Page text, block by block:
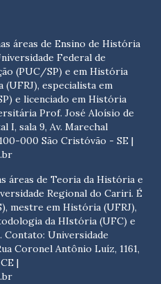
áreas de Ensino de História
Federal de
(PUC/SP) e em História
especialista em
e licenciado em História
Prof. José Aloísio de
I, sala 9, Av. Marechal
000 São Cristóvão - SE |
áreas de Teoria da História e
Regional do Cariri. É
mestre em História (UFRJ),
da HIstória (UFC) e
Contato: Universidade
Coronel Antônio Luíz, 1161,
|